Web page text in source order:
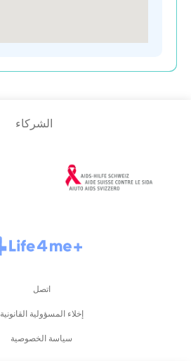
سربين
سويسرا
الشركاء
اتصل
إخلاء المسؤولية القانونية
سياسة الخصوصية